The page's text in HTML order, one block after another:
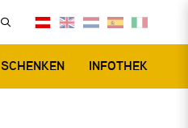
SCHENKEN INFOTHEK